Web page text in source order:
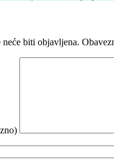
neće biti objavljena.